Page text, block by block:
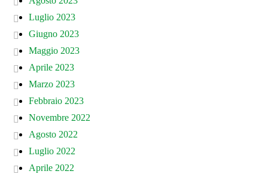
Luglio 2023
Giugno 2023
Maggio 2023
Aprile 2023
Marzo 2023
Febbraio 2023
Novembre 2022
Agosto 2022
Luglio 2022
Aprile 2022